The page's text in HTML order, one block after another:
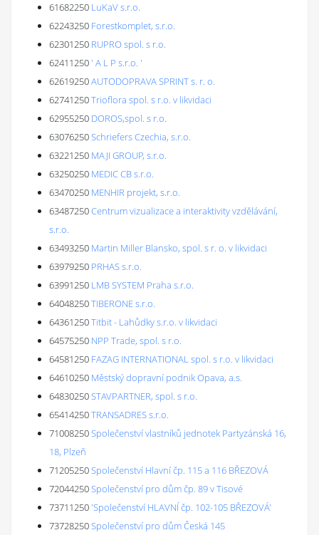
61682250 LuKaV s.r.o.
62243250 Forestkomplet, s.r.o.
62301250 RUPRO spol. s r.o.
62411250' A L P s.r.o. '
62619250AUTODOPRAVA SPRINT s. r. o.
62741250Trioflora spol. s r.o. v likvidaci
62955250 DOROS,spol. s r.o.
63076250Schriefers Czechia, s.r.o.
63221250 MAJI GROUP, s.r.o.
63250250 MEDIC CB s.r.o.
63470250 MENHIR projekt, s.r.o.
63487250Centrum vizualizace a interaktivity vzdělávání,
s.r.o.
63493250 Martin Miller Blansko, spol. s r. o. v likvidaci
63979250 PRHAS s.r.o.
63991250 LMB SYSTEM Praha s.r.o.
64048250TIBERONE s.r.o.
64361250Titbit - Lahůdky s.r.o. v likvidaci
64575250 NPP Trade, spol. s r.o.
64581250 FAZAG INTERNATIONAL spol. s r.o. v likvidaci
64610250 Městský dopravní podnik Opava, a.s.
64830250STAVPARTNER, spol. s r.o.
65414250TRANSADRES s.r.o.
71008250Společenství vlastníků jednotek Partyzánská 16,
18, Plzeň
71205250Společenství Hlavní čp. 115 a 116 BŘEZOVÁ
72044250Společenství pro dům čp. 89 v Tisové
73711250'Společenství HLAVNÍ čp. 102-105 BŘEZOVÁ'
73728250Společenství pro dům Česká 145